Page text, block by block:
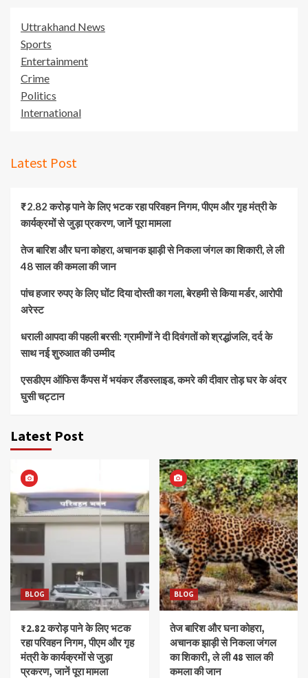
Uttrakhand News
Sports
Entertainment
Crime
Politics
International
Latest Post
₹2.82 करोड़ पाने के लिए भटक रहा परिवहन निगम, पीएम और गृह मंत्री के
कार्यक्रमों से जुड़ा प्रकरण, जानें पूरा मामला
तेज बारिश और घना कोहरा, अचानक झाड़ी से निकला जंगल का शिकारी, ले ली
48 साल की कमला की जान
पांच हजार रुपए के लिए घोंट दिया दोस्ती का गला, बेरहमी से किया मर्डर, आरोपी
अरेस्ट
धराली आपदा की पहली बरसी: ग्रामीणों ने दी दिवंगतों को श्रद्धांजलि, दर्द के
साथ नई शुरुआत की उम्मीद
एसडीएम ऑफिस कैंपस में भयंकर लैंडस्लाइड, कमरे की दीवार तोड़ घर के अंदर
घुसी चट्टान
Latest Post
BLOG
₹2.82 करोड़ पाने के लिए भटक
रहा परिवहन निगम, पीएम और गृह
मंत्री के कार्यक्रमों से जुड़ा
प्रकरण, जानें पूरा मामला
BLOG
तेज बारिश और घना कोहरा,
अचानक झाड़ी से निकला जंगल
का शिकारी, ले ली 48 साल की
कमला की जान